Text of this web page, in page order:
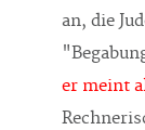
an, die
er meint